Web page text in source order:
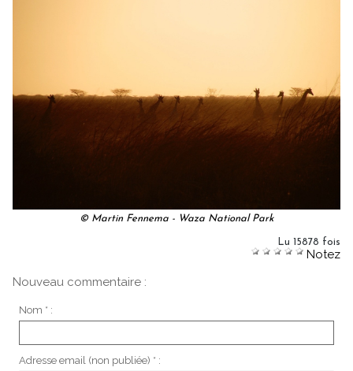
© Martin Fennema - Waza National Park
Lu 15878 fois
Notez
Nouveau commentaire :
Nom * :
Adresse email (non publiée) * :